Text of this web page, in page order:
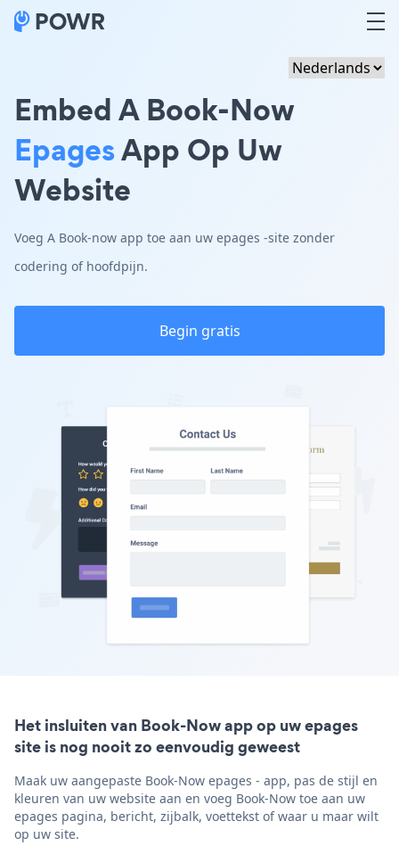
Embed A Book-Now
EpagesApp Op Uw
Website
Voeg A Book-now app toe aan uw epages -site zonder
codering of hoofdpijn.
Begin gratis
Het insluiten van Book-Now app op uw epages
site is nog nooit zo eenvoudig geweest
Maak uw aangepaste Book-Now epages - app, pas de stijl en
kleuren van uw website aan en voeg Book-Now toe aan uw
epages pagina, bericht, zijbalk, voettekst of waar u maar wilt
op uw site.